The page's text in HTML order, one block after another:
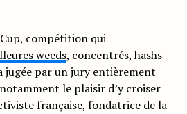
compétition qui
weeds, concentrés, hashs
jugée par un jury entièrement
le plaisir d’y croiser
française, fondatrice de la